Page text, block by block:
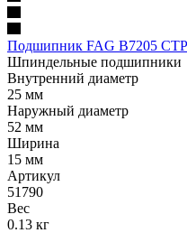
Подшипник FAG B7205
Шпиндельные подшипники
Внутренний диаметр
25 мм
Наружный диаметр
52 мм
Ширина
15 мм
Артикул
51790
Вес
0.13 кг